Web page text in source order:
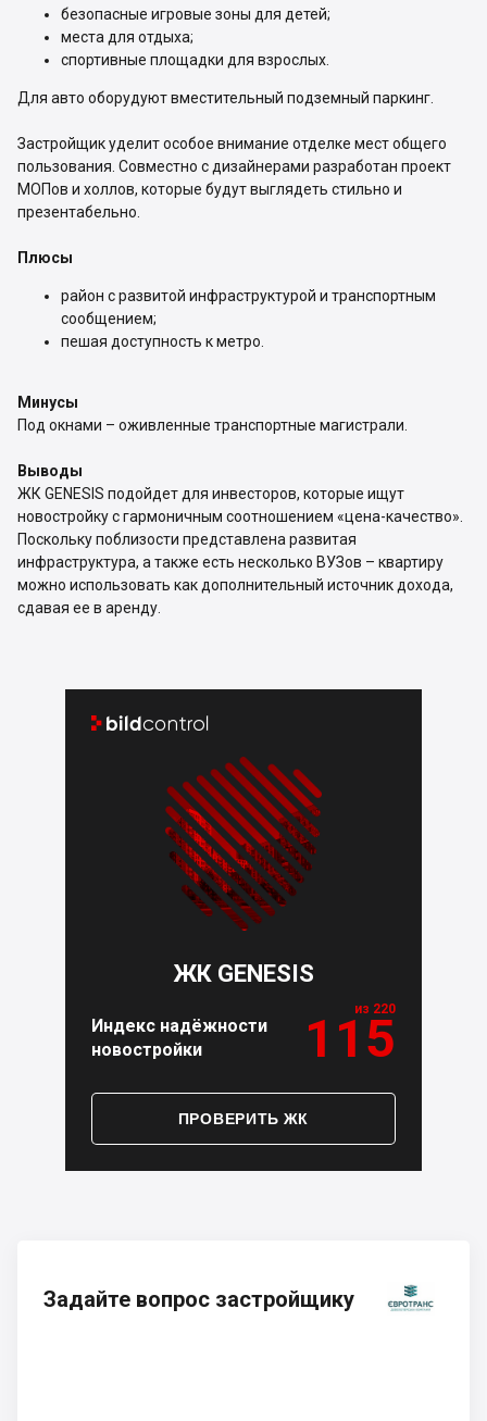
безопасные игровые зоны для детей;
места для отдыха;
спортивные площадки для взрослых.
Для авто оборудуют вместительный подземный паркинг.
Застройщик уделит особое внимание отделке мест общего
пользования. Совместно с дизайнерами разработан проект
МОПов и холлов, которые будут выглядеть стильно и
презентабельно.
Плюсы
район с развитой инфраструктурой и транспортным
сообщением;
пешая доступность к метро.
Минусы
Под окнами – оживленные транспортные магистрали.
Выводы
ЖК GENESIS подойдет для инвесторов, которые ищут
новостройку с гармоничным соотношением «цена-качество».
Поскольку поблизости представлена развитая
инфраструктура, а также есть несколько ВУЗов – квартиру
можно использовать как дополнительный источник дохода,
сдавая ее в аренду.
 
ЖК GENESIS
Индекс надёжности
новостройки
из 220
115
ПРОВЕРИТЬ ЖК
Задайте вопрос застройщику